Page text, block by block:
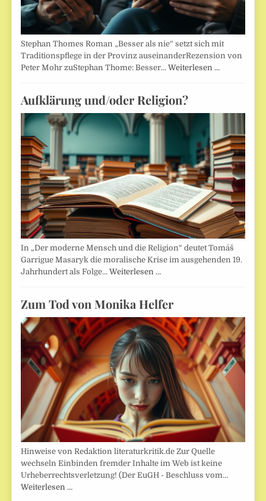
Stephan Thomes Roman „Besser als nie“ setzt sich mit
Traditionspflege in der Provinz auseinanderRezension von
Peter Mohr zuStephan Thome: Besser…Weiterlesen …
Aufklärung und/oder Religion?
In „Der moderne Mensch und die Religion“ deutet Tomáš
Garrigue Masaryk die moralische Krise im ausgehenden 19.
Jahrhundert als Folge…Weiterlesen …
Zum Tod von Monika Helfer
Hinweise von Redaktion literaturkritik.de Zur Quelle
wechseln Einbinden fremder Inhalte im Web ist keine
Urheberrechtsverletzung! (Der EuGH - Beschluss vom…
Weiterlesen …